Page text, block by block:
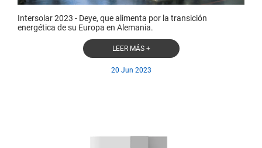
Intersolar 2023 - Deye, que alimenta por la transición
energética de su Europa en Alemania.
LEER MÁS +
20 Jun 2023